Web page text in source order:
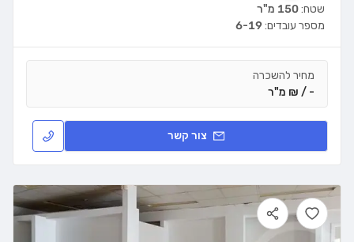
שטח:150 מ"ר
מספר עובדים:6-19
מחיר להשכרה
- / ₪ מ"ר
צור קשר